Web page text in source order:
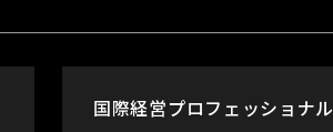
国際経営プロフェッショナ